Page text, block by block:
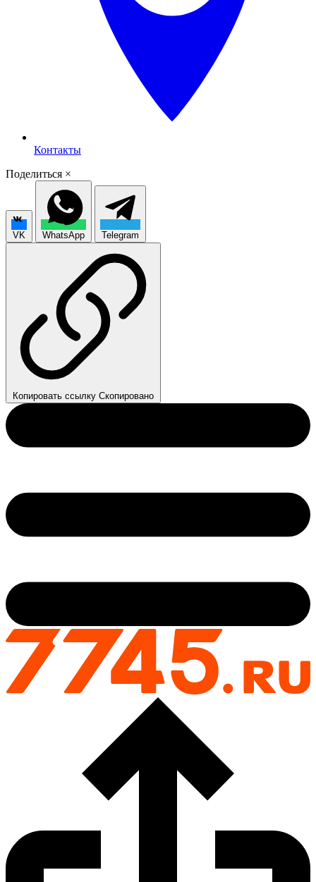
Контакты
Поделиться ×
VK WhatsApp Telegram
Копировать ссылку Скопировано